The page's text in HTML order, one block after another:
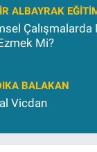
ALBAYRAK
Çalışmalarda
Mi?
BALAKAN
Vicdan